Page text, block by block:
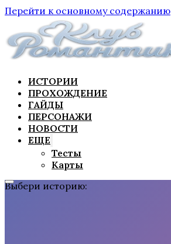
Перейти к основному содержанию
ИСТОРИИ
ПРОХОЖДЕНИЕ
ГАЙДЫ
ПЕРСОНАЖИ
НОВОСТИ
ЕЩЕ
Тесты
Карты
Выбери историю: